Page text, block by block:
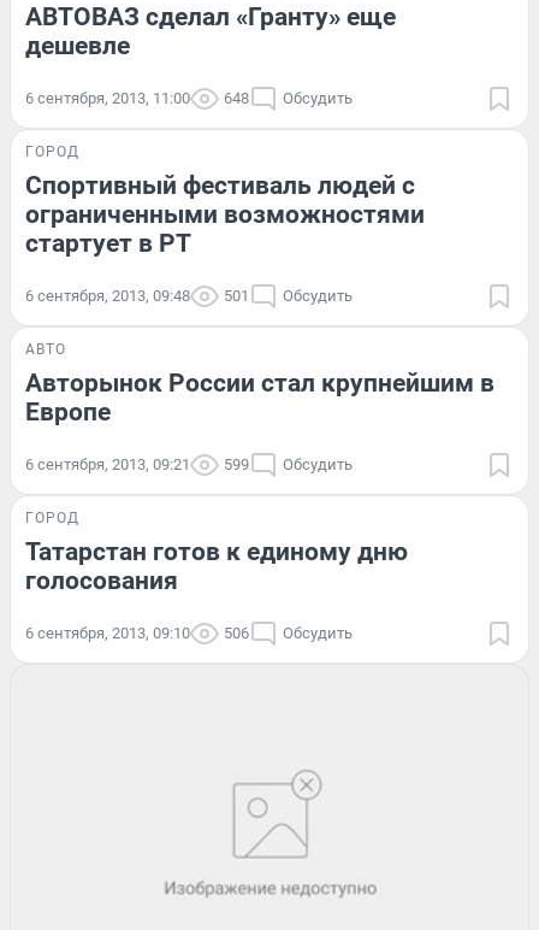
АВТОВАЗ сделал «Гранту» еще
дешевле
6 сентября, 2013, 11:00 648 Обсудить
ГОРОД
Спортивный фестиваль людей с
ограниченными возможностями
стартует в РТ
6 сентября, 2013, 09:48 501 Обсудить
АВТО
Авторынок России стал крупнейшим в
Европе
6 сентября, 2013, 09:21 599 Обсудить
ГОРОД
Татарстан готов к единому дню
голосования
6 сентября, 2013, 09:10 506 Обсудить